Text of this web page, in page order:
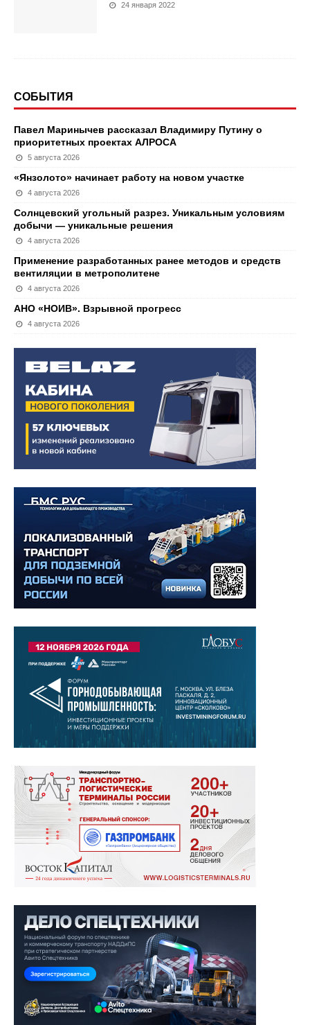
24 января 2022
СОБЫТИЯ
Павел Маринычев рассказал Владимиру Путину о
приоритетных проектах АЛРОСА
5 августа 2026
«Янзолото» начинает работу на новом участке
4 августа 2026
Солнцевский угольный разрез. Уникальным условиям
добычи — уникальные решения
4 августа 2026
Применение разработанных ранее методов и средств
вентиляции в метрополитене
4 августа 2026
АНО «НОИВ». Взрывной прогресс
4 августа 2026